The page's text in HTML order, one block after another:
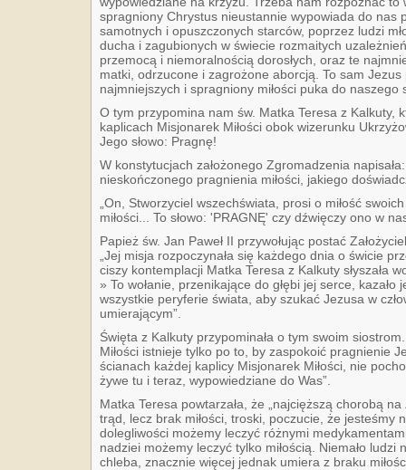
spragniony Chrystus nieustannie wypowiada do nas
samotnych i opuszczonych starców, poprzez ludzi
ducha i zagubionych w świecie rozmaitych
przemocą i niemoralnością dorosłych, oraz te
matki, odrzucone i zagrożone aborcją. To sam
najmniejszych i spragniony miłości puka do naszego
O tym przypomina nam św. Matka Teresa z Kalkuty,
kaplicach Misjonarek Miłości obok wizerunku
Jego słowo: Pragnę!
W konstytucjach założonego Zgromadzenia
nieskończonego pragnienia miłości, jakiego
„On, Stworzyciel wszechświata, prosi o miłość
miłości... To słowo: 'PRAGNĘ' czy dźwięczy ono w
Papież św. Jan Paweł II przywołując postać
„Jej misja rozpoczynała się każdego dnia o świcie
ciszy kontemplacji Matka Teresa z Kalkuty słyszała
» To wołanie, przenikające do głębi jej serce,
wszystkie peryferie świata, aby szukać Jezusa w
umierającym”.
Święta z Kalkuty przypominała o tym swoim
Miłości istnieje tylko po to, by zaspokoić pragnienie
ścianach każdej kaplicy Misjonarek Miłości, nie
żywe tu i teraz, wypowiedziane do Was”.
Matka Teresa powtarzała, że „najcięższą chorobą
trąd, lecz brak miłości, troski, poczucie, że jesteśmy
dolegliwości możemy leczyć różnymi
nadziei możemy leczyć tylko miłością. Niemało
chleba, znacznie więcej jednak umiera z braku